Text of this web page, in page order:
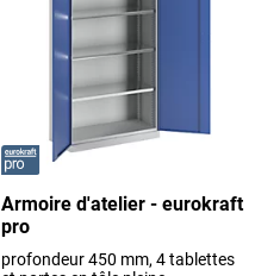
Armoire d'atelier - eurokraft
pro
profondeur 450 mm, 4 tablettes